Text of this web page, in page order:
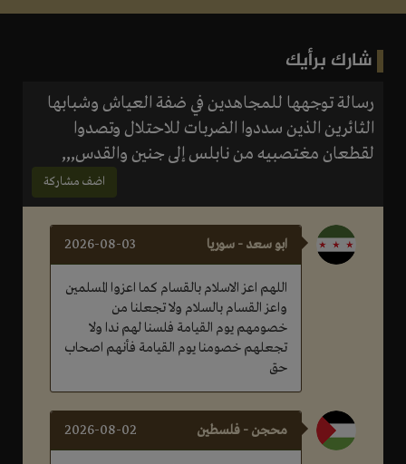
شارك برأيك
رسالة توجهها للمجاهدين في ضفة العياش وشبابها
الثائرين الذين سددوا الضربات للاحتلال وتصدوا
لقطعان مغتصبيه من نابلس إلى جنين والقدس,,,
اضف مشاركة
ابو سعد - سوريا 2026-08-03
اللهم اعز الاسلام بالقسام كما اعزوا المسلمين
واعز القسام بالسلام ولا تجعلنا من
خصومهم يوم القيامة فلسنا لهم ندا ولا
تجعلهم خصومنا يوم القيامة فأنهم اصحاب
حق
محجن - فلسطين 2026-08-02